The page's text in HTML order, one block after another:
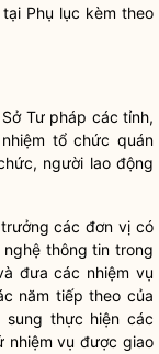
Phụ lục kèm theo
Tư pháp các tỉnh,
tổ chức quán
người lao động
các đơn vị có
thông tin trong
đưa các nhiệm vụ
năm tiếp theo của
thực hiện các
nhiệm vụ được giao